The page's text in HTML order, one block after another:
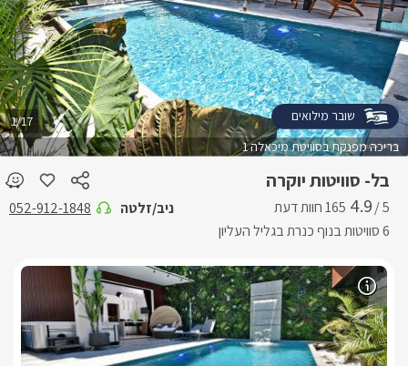
בל- סוויטות יוקרה
5 /
4.9
6 סוויטות בנוף כנרת בגליל העליון
ניב/זלטה 052-912-1848
בריכה מפנקת בסוויטת מיכאלה 1
1/17 שובר מילואים